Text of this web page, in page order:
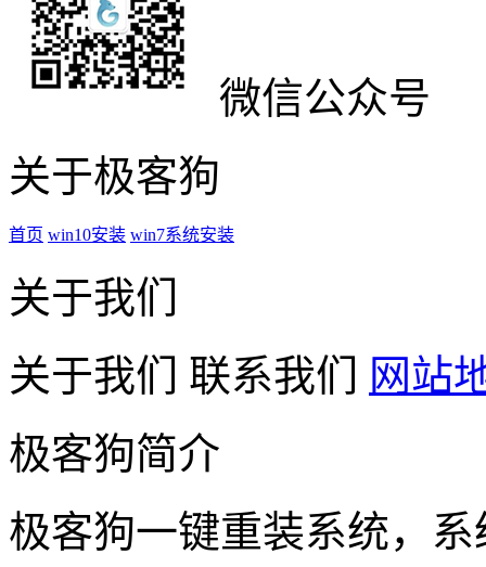
微信公众号
关于极客狗
首页 win10安装 win7系统安装
关于我们
关于我们
联系我们
网站
极客狗简介
极客狗一键重装系统，